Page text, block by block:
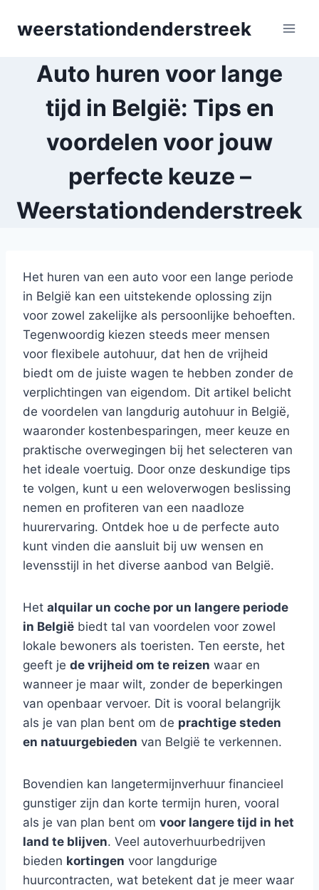
weerstationdenderstreek
Auto huren voor lange
tijd in België: Tips en
voordelen voor jouw
perfecte keuze –
Weerstationdenderstreek
Het huren van een auto voor een lange periode
in België kan een uitstekende oplossing zijn
voor zowel zakelijke als persoonlijke behoeften.
Tegenwoordig kiezen steeds meer mensen
voor flexibele autohuur, dat hen de vrijheid
biedt om de juiste wagen te hebben zonder de
verplichtingen van eigendom. Dit artikel belicht
de voordelen van langdurig autohuur in België,
waaronder kostenbesparingen, meer keuze en
praktische overwegingen bij het selecteren van
het ideale voertuig. Door onze deskundige tips
te volgen, kunt u een weloverwogen beslissing
nemen en profiteren van een naadloze
huurervaring. Ontdek hoe u de perfecte auto
kunt vinden die aansluit bij uw wensen en
levensstijl in het diverse aanbod van België.
Het alquilar un coche por un langere periode
in België biedt tal van voordelen voor zowel
lokale bewoners als toeristen. Ten eerste, het
geeft je de vrijheid om te reizen waar en
wanneer je maar wilt, zonder de beperkingen
van openbaar vervoer. Dit is vooral belangrijk
als je van plan bent om de prachtige steden
en natuurgebieden van België te verkennen.
Bovendien kan langetermijnverhuur financieel
gunstiger zijn dan korte termijn huren, vooral
als je van plan bent om voor langere tijd in het
land te blijven. Veel autoverhuurbedrijven
bieden kortingen voor langdurige
huurcontracten, wat betekent dat je meer waar